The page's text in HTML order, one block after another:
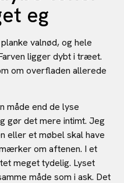
eg
valnød, og hele
ligger dybt i træet.
om overfladen allerede
måde end de lyse
gør det mere intimt. Jeg
eller et møbel skal have
om aftenen. I et
meget tydelig. Lyset
måde som i ask. Det